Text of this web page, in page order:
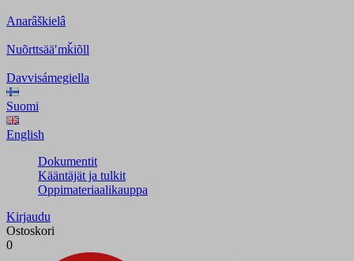
Anarâškielâ
Nuõrttsääʹmǩiõll
Davvisámegiella
Suomi
English
Dokumentit
Kääntäjät ja tulkit
Oppimateriaalikauppa
Kirjaudu
Ostoskori
0